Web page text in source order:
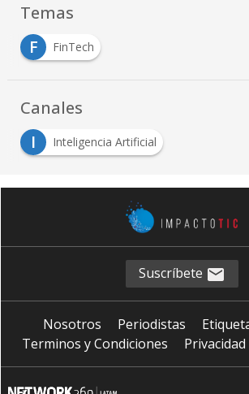
Temas
F
FinTech
Canales
I
Inteligencia Artificial
Suscríbete
Nosotros Periodistas
Terminos y Condiciones
Privacidad